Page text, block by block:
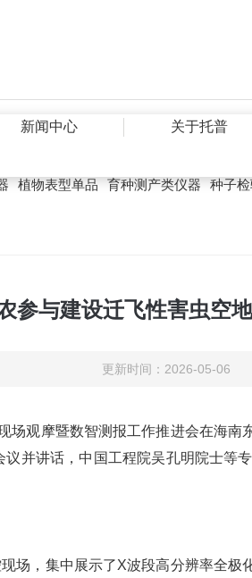
新闻中心 关于托普
植物表型单品 育种测产类仪器 种子
参与建设迁飞性害虫空
更新时间：2026-05-06
观摩暨数智测报工作推进会在海南
并讲话，中国工程院吴孔明院士等
场，集中展示了X波段高分辨率全